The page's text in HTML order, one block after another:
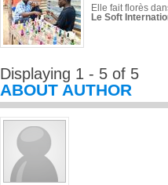
Elle fait florès
Le Soft
Displaying 1 - 5 of 5
ABOUT AUTHOR